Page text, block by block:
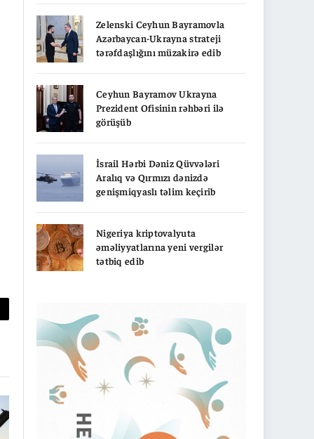
Zelenski Ceyhun Bayramovla
Azərbaycan-Ukrayna strateji
tərəfdaşlığını müzakirə edib
Ceyhun Bayramov Ukrayna
Prezident Ofisinin rəhbəri ilə
görüşüb
İsrail Hərbi Dəniz Qüvvələri
Aralıq və Qırmızı dənizdə
genişmiqyaslı təlim keçirib
Nigeriya kriptovalyuta
əməliyyatlarına yeni vergilər
tətbiq edib